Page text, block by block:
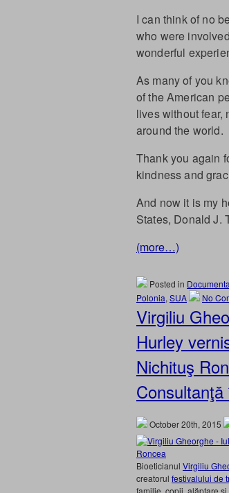
I can think of no
who were
wonderful
As many of you
of the American
lives without fear,
around the world.
Thank you again
kindness and
And now it is my
States, Donald J.
(more…)
Posted in
Polonia, SUA No
Virgiliu
Hurley
Nichituş
October 20th, 2015
Bioeticianul Virgiliu
creatorul festivalului de
familie, copii, alăptare